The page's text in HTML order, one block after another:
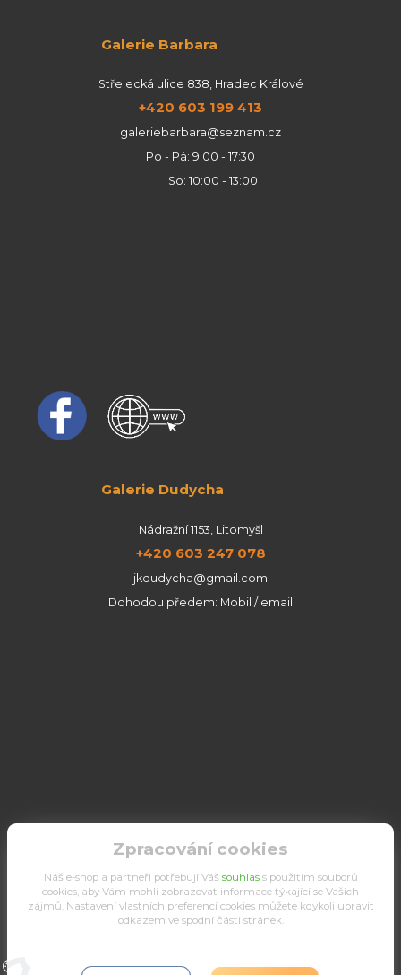
Galerie Barbara
Střelecká ulice 838, Hradec Králové
+420 603 199 413
galeriebarbara@seznam.cz
Po - Pá: 9:00 - 17:30
So: 10:00 - 13:00
Galerie Dudycha
Nádražní 1153, Litomyšl
+420 603 247 078
jkdudycha@gmail.com
Dohodou předem: Mobil / email
Upravit sběr cookies.
Zpracování cookies
Náš e-shop a partneři potřebují Váš souhlass použitím souborů
cookies, aby Vám mohli zobrazovat informace týkající se Vašich
zájmů. Nastavení vlastních preferencí cookies můžete kdykoli upravit
odkazem ve spodní části stránek.